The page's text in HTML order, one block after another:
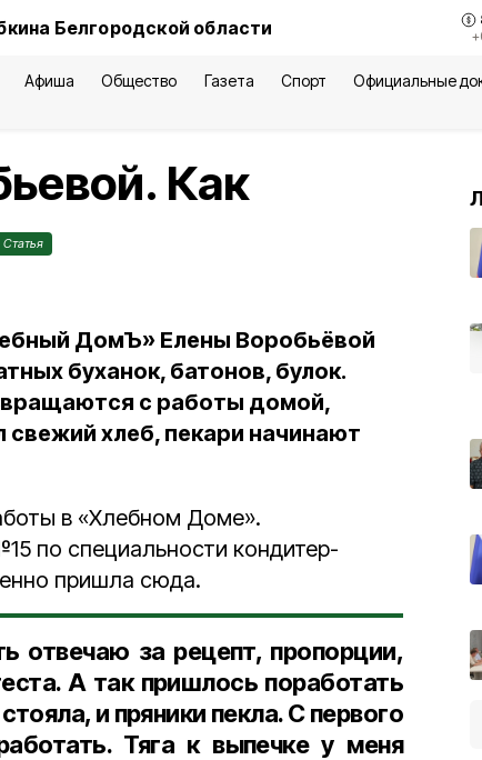
Белгородской области
Афиша Общество Газета Спорт Официальные
Как
Статья
ДомЪ» Елены Воробьёвой
буханок, батонов, булок.
с работы домой,
свежий хлеб, пекари начинают
в «Хлебном Доме».
по специальности кондитер-
пришла сюда.
отвечаю за рецепт, пропорции,
А так пришлось поработать
и пряники пекла. С первого
Тяга к выпечке у меня